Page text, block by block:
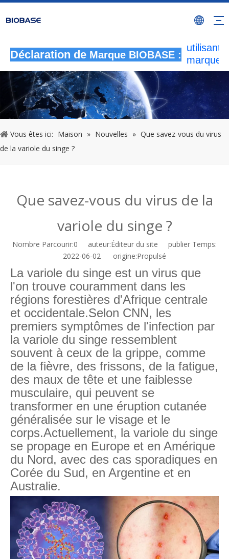
Déclaration de Marque BIOBASE :
activités
utilisant
marque
comme
Vous êtes ici: Maison » Nouvelles » Que savez-vous du virus
de la variole du singe ?
Que savez-vous du virus de la
variole du singe ?
Nombre Parcourir:0 auteur:Éditeur du site publier Temps:
2022-06-02 origine:Propulsé
La variole du singe est un virus que
l'on trouve couramment dans les
régions forestières d'Afrique centrale
et occidentale.Selon CNN, les
premiers symptômes de l'infection par
la variole du singe ressemblent
souvent à ceux de la grippe, comme
de la fièvre, des frissons, de la fatigue,
des maux de tête et une faiblesse
musculaire, qui peuvent se
transformer en une éruption cutanée
généralisée sur le visage et le
corps.Actuellement, la variole du singe
se propage en Europe et en Amérique
du Nord, avec des cas sporadiques en
Corée du Sud, en Argentine et en
Australie.